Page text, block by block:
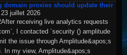
domain proxies should update their
23 juillet 2026
receiving live analytics requests
I contacted `security () amplitude
the issue through Amplitude&apos;s
In my view, Amplitude&apos;s